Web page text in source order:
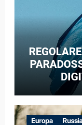
Europa